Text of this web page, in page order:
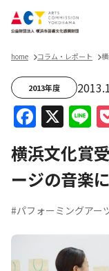
home コラム・レポート
2013年度
X
横浜文化賞
ージの音楽
#パフォーミングアー